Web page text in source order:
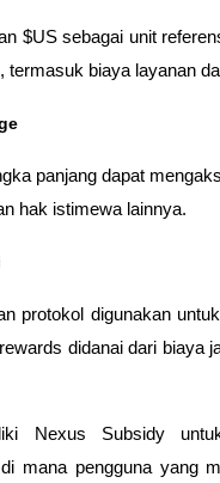
$US sebagai unit
termasuk biaya layanan
panjang dapat
hak istimewa lainnya.
protokol digunakan
didanai dari biaya
Nexus Subsidy
mana pengguna yang